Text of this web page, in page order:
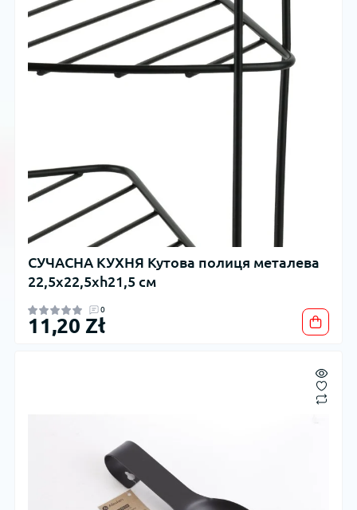
СУЧАСНА КУХНЯ Кутова полиця металева
22,5x22,5xh21,5 см
0
11,20 Zł